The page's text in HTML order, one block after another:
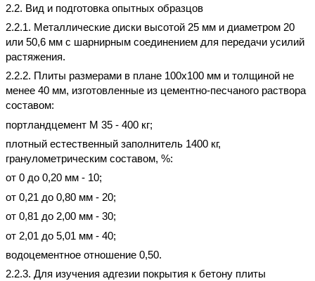
2.2. Вид и подготовка опытных образцов
2.2.1. Металлические диски высотой 25 мм и диаметром 20
или 50,6 мм с шарнирным соединением для передачи усилий
растяжения.
2.2.2. Плиты размерами в плане 100х100 мм и толщиной не
менее 40 мм, изготовленные из цементно-песчаного раствора
составом:
портландцемент М 35 - 400 кг;
плотный естественный заполнитель 1400 кг,
гранулометрическим составом, %:
от 0 до 0,20 мм - 10;
от 0,21 до 0,80 мм - 20;
от 0,81 до 2,00 мм - 30;
от 2,01 до 5,01 мм - 40;
водоцементное отношение 0,50.
2.2.3. Для изучения адгезии покрытия к бетону плиты